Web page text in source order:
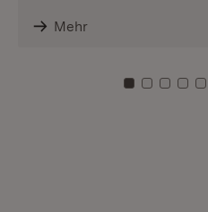
Mehr
ZuZuZuZu